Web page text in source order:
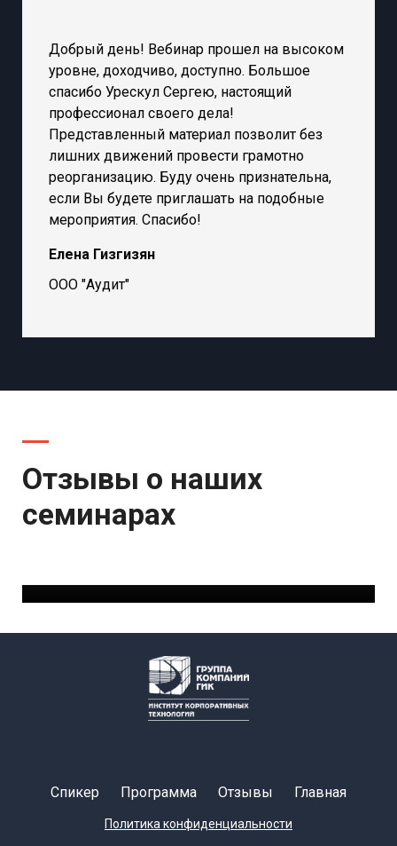
Добрый день! Вебинар прошел на высоком
уровне, доходчиво, доступно. Большое
спасибо Урескул Сергею, настоящий
профессионал своего дела!
Представленный материал позволит без
лишних движений провести грамотно
реорганизацию. Буду очень признательна,
если Вы будете приглашать на подобные
мероприятия. Спасибо!
Елена Гизгизян
ООО "Аудит"
Отзывы о наших
семинарах
Спикер Программа Отзывы Главная
Политика конфиденциальности